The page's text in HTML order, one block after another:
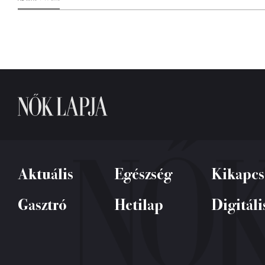
Aktuális Egészség
Kikapcs
Gasztró
Hetilap